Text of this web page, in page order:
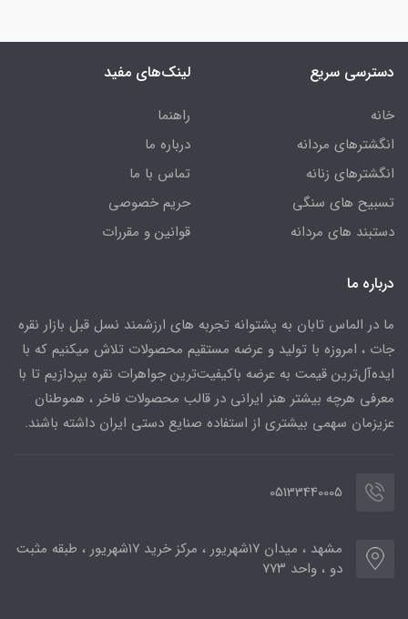
دسترسی سریع
خانه
انگشترهای مردانه
انگشترهای زنانه
تسبیح های سنگی
دستبند های مردانه
لینک‌های مفید
راهنما
درباره ما
تماس با ما
حریم خصوصی
قوانین و مقررات
درباره ما
ما در الماس تابان به پشتوانه تجربه های ارزشمند نسل قبل بازار نقره
جات ، امروزه با تولید و عرضه مستقیم محصولات تلاش میکنیم که با
ایده‌آل‌ترین قیمت به عرضه باکیفیت‌ترین جواهرات نقره بپردازیم تا با
معرفی هرچه بیشتر هنر ایرانی در قالب محصولات فاخر ، هموطنان
عزیزمان سهمی بیشتری از استفاده صنایع دستی ایران داشته باشند.
05133440005
مشهد ، میدان ۱۷شهریور ، مرکز خرید ۱۷شهریور ، طبقه مثبت
دو ، واحد ۷۷۳